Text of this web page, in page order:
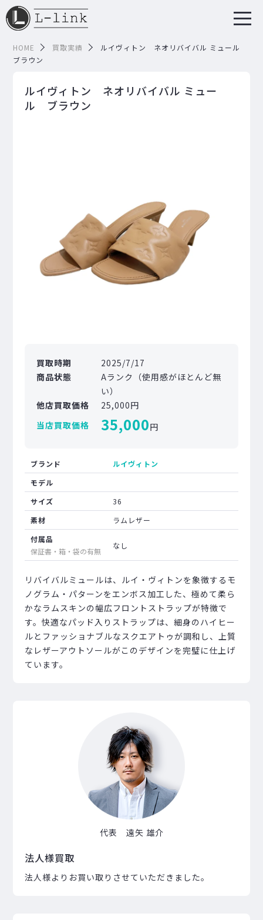
HOME 買取実績
ルイヴィトン ネオリバイバル ミュール
ブラウン
ルイヴィトン ネオリバイバル ミュー
ル ブラウン
買取時期
2025/7/17
商品状態
Aランク（使用感がほとんど無
い）
他店買取価格
25,000円
当店買取価格
35,000円
ブランド
ルイヴィトン
モデル
サイズ
36
素材
ラムレザー
付属品
保証書・箱・袋の有無
なし
リバイバルミュールは、ルイ・ヴィトンを象徴するモ
ノグラム・パターンをエンボス加工した、極めて柔ら
かなラムスキンの幅広フロントストラップが特徴で
す。快適なパッド入りストラップは、細身のハイヒー
ルとファッショナブルなスクエアトゥが調和し、上質
なレザーアウトソールがこのデザインを完璧に仕上げ
ています。
代表 遠矢 雄介
法人様買取
法人様よりお買い取りさせていただきました。